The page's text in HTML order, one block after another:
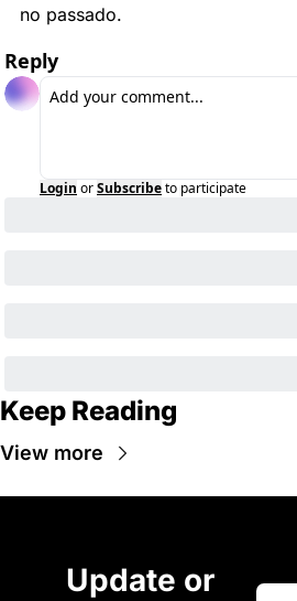
no passado.
Reply
Login orSubscribeto participate
Keep Reading
View more
Update or